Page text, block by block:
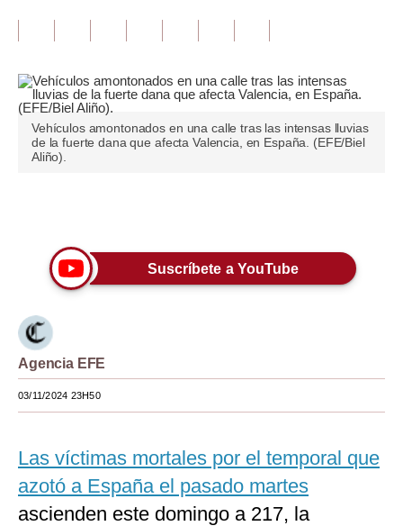
Opinión
Editorial
Pregunta de hoy
Blogs
Viajes
Estilos
Mundo
España
Internacional
Vehículos amontonados en una calle tras las intensas lluvias
de la fuerte dana que afecta Valencia, en España. (EFE/Biel
Aliño).
Suscríbete a YouTube
Agencia EFE
03/11/2024 23H50
Las víctimas mortales por el temporal que
azotó a España el pasado martes
ascienden este domingo a 217, la